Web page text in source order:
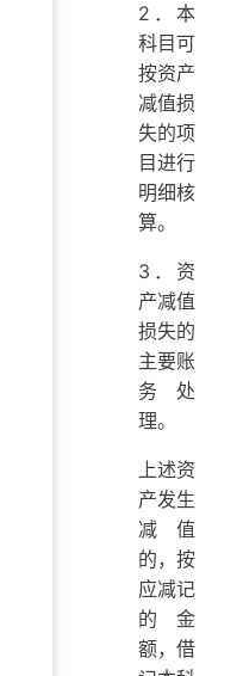
2．本
科目可
按资产
减值损
失的项
目进行
明细核
算。
3．资
产减值
损失的
主要账
务处
理。
上述资
产发生
减值
的，按
应减记
的金
额，借